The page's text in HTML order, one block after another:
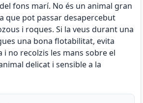
fons marí. No és un animal gran
que pot passar desapercebut
i roques. Si la veus durant una
una bona flotabilitat, evita
no recolzis les mans sobre el
delicat i sensible a la